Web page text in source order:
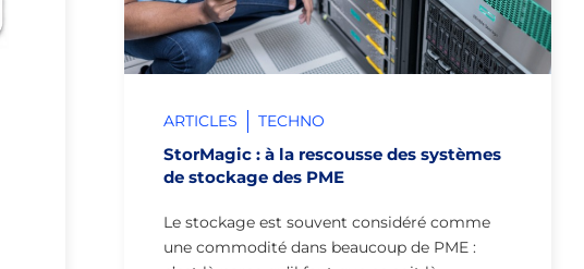
ARTICLES TECHNO
StorMagic : à la rescousse des systèmes
de stockage des PME
Le stockage est souvent considéré comme
une commodité dans beaucoup de PME :